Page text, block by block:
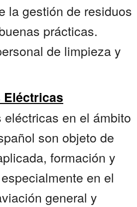
la gestión de residuos
prácticas.
de limpieza y
Eléctricas
eléctricas en el ámbito
son objeto de
formación y
en el
general y